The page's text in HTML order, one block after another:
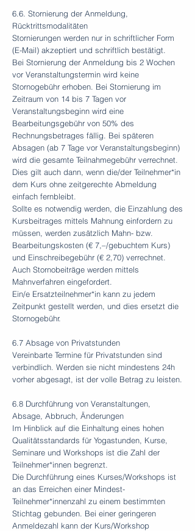
6.6. Stornierung der Anmeldung,
Rücktrittsmodalitäten
Stornierungen werden nur in schriftlicher Form
(E-Mail) akzeptiert und schriftlich bestätigt.
Bei Stornierung der Anmeldung bis 2 Wochen
vor Veranstaltungstermin wird keine
Stornogebühr erhoben. Bei Stornierung im
Zeitraum von 14 bis 7 Tagen vor
Veranstaltungsbeginn wird eine
Bearbeitungsgebühr von 50% des
Rechnungsbetrages fällig. Bei späteren
Absagen (ab 7 Tage vor Veranstaltungsbeginn)
wird die gesamte Teilnahmegebühr verrechnet.
Dies gilt auch dann, wenn die/der Teilnehmer*in
dem Kurs ohne zeitgerechte Abmeldung
einfach fernbleibt.
Sollte es notwendig werden, die Einzahlung des
Kursbeitrages mittels Mahnung einfordern zu
müssen, werden zusätzlich Mahn- bzw.
Bearbeitungskosten (€ 7,–/gebuchtem Kurs)
und Einschreibegebühr (€ 2,70) verrechnet.
Auch Stornobeiträge werden mittels
Mahnverfahren eingefordert.
Ein/e Ersatzteilnehmer*in kann zu jedem
Zeitpunkt gestellt werden, und dies ersetzt die
Stornogebühr.
6.7 Absage von Privatstunden
Vereinbarte Termine für Privatstunden sind
verbindlich. Werden sie nicht mindestens 24h
vorher abgesagt, ist der volle Betrag zu leisten.
6.8 Durchführung von Veranstaltungen,
Absage, Abbruch, Änderungen
Im Hinblick auf die Einhaltung eines hohen
Qualitätsstandards für Yogastunden, Kurse,
Seminare und Workshops ist die Zahl der
Teilnehmer*innen begrenzt.
Die Durchführung eines Kurses/Workshops ist
an das Erreichen einer Mindest-
Teilnehmer*innenzahl zu einem bestimmten
Stichtag gebunden. Bei einer geringeren
Anmeldezahl kann der Kurs/Workshop